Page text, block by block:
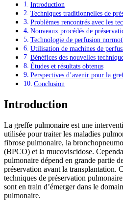
Introduction
Techniques traditionnelles de
Problèmes rencontrés avec les
Nouveaux procédés de
Technologie de perfusion
Utilisation de machines de
Bénéfices des nouvelles
Études et résultats obtenus
Perspectives d’avenir pour la
Conclusion
Introduction
La greffe pulmonaire est une
utilisée pour traiter les maladies
fibrose pulmonaire, la
(BPCO) et la mucoviscidose.
pulmonaire dépend en grande partie
préservation avant la transplantation.
techniques de préservation
sont en train d’émerger dans le
pulmonaire.